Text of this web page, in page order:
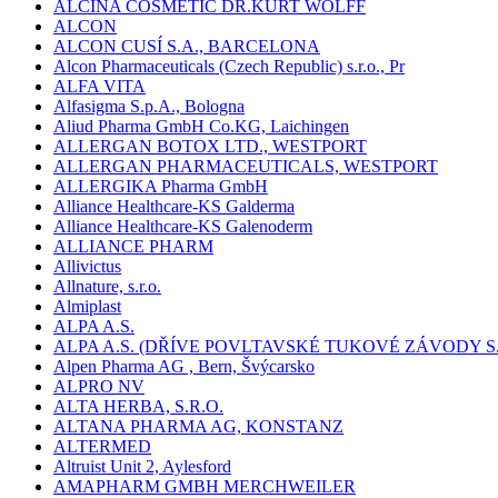
ALCINA COSMETIC DR.KURT WOLFF
ALCON
ALCON CUSÍ S.A., BARCELONA
Alcon Pharmaceuticals (Czech Republic) s.r.o., Pr
ALFA VITA
Alfasigma S.p.A., Bologna
Aliud Pharma GmbH Co.KG, Laichingen
ALLERGAN BOTOX LTD., WESTPORT
ALLERGAN PHARMACEUTICALS, WESTPORT
ALLERGIKA Pharma GmbH
Alliance Healthcare-KS Galderma
Alliance Healthcare-KS Galenoderm
ALLIANCE PHARM
Allivictus
Allnature, s.r.o.
Almiplast
ALPA A.S.
ALPA A.S. (DŘÍVE POVLTAVSKÉ TUKOVÉ ZÁVODY
Alpen Pharma AG , Bern, Švýcarsko
ALPRO NV
ALTA HERBA, S.R.O.
ALTANA PHARMA AG, KONSTANZ
ALTERMED
Altruist Unit 2, Aylesford
AMAPHARM GMBH MERCHWEILER